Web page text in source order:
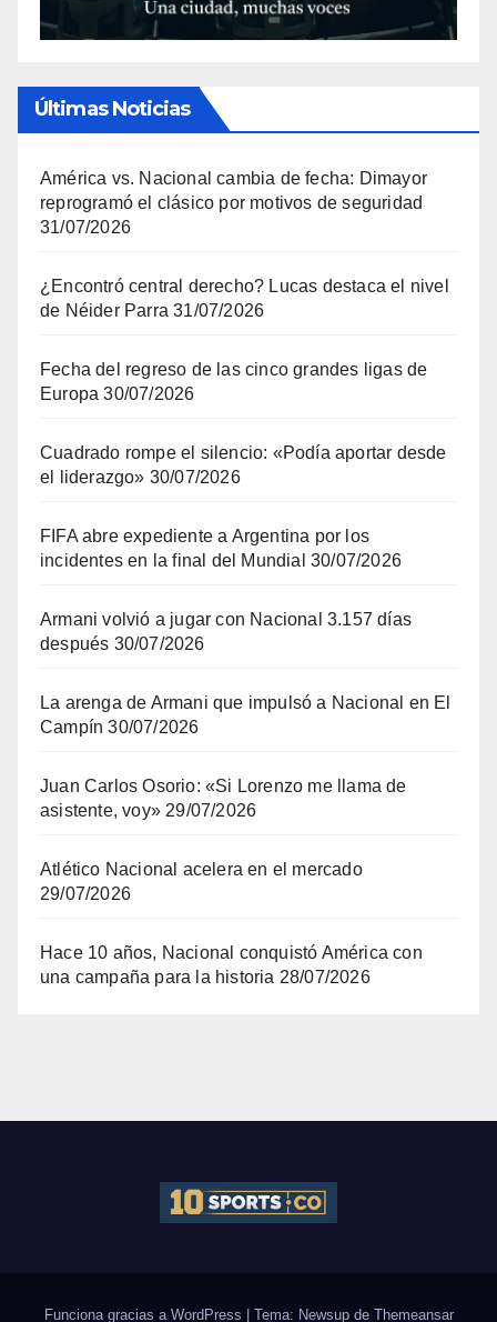
Últimas Noticias
América vs. Nacional cambia de fecha: Dimayor
reprogramó el clásico por motivos de seguridad
31/07/2026
¿Encontró central derecho? Lucas destaca el nivel
de Néider Parra 31/07/2026
Fecha del regreso de las cinco grandes ligas de
Europa 30/07/2026
Cuadrado rompe el silencio: «Podía aportar desde
el liderazgo» 30/07/2026
FIFA abre expediente a Argentina por los
incidentes en la final del Mundial 30/07/2026
Armani volvió a jugar con Nacional 3.157 días
después 30/07/2026
La arenga de Armani que impulsó a Nacional en El
Campín 30/07/2026
Juan Carlos Osorio: «Si Lorenzo me llama de
asistente, voy» 29/07/2026
Atlético Nacional acelera en el mercado
29/07/2026
Hace 10 años, Nacional conquistó América con
una campaña para la historia 28/07/2026
Funciona gracias a WordPress | Tema: Newsup de Themeansar